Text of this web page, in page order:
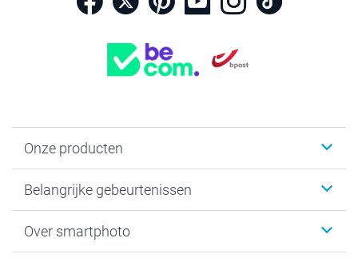
Onze producten
Fotogeschenken
Fotoprints, Fotoposter & Fotoalbum met fotoprints
Belangrijke gebeurtenissen
Baby
Over smartphoto